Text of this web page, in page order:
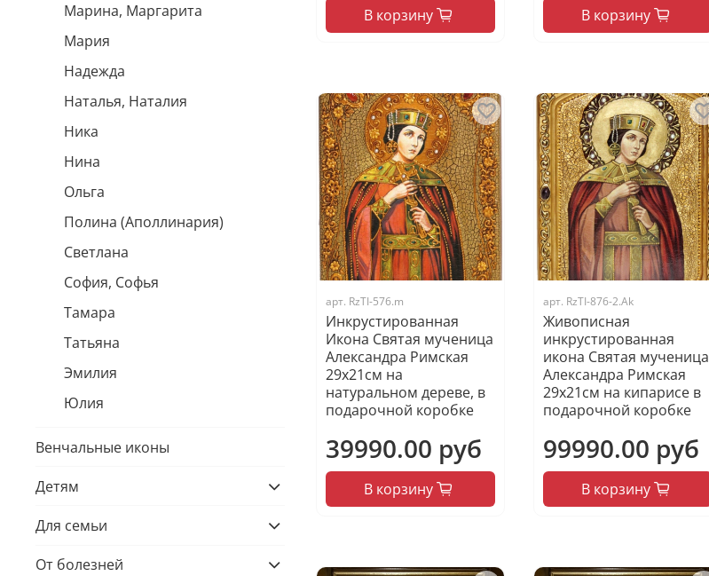
В корзину В корзину
арт. RzTI-576.m
Инкрустированная
Икона Святая мученица
Александра Римская
29х21см на
натуральном дереве, в
подарочной коробке
39990.00 руб
В корзину
арт. RzTI-876-2.Ak
Живописная
инкрустированная
икона Святая мученица
Александра Римская
29х21см на кипарисе в
подарочной коробке
99990.00 руб
В корзину
Марина, Маргарита
Мария
Надежда
Наталья, Наталия
Ника
Нина
Ольга
Полина (Аполлинария)
Светлана
София, Софья
Тамара
Татьяна
Эмилия
Юлия
Венчальные иконы
Детям
Для семьи
От болезней